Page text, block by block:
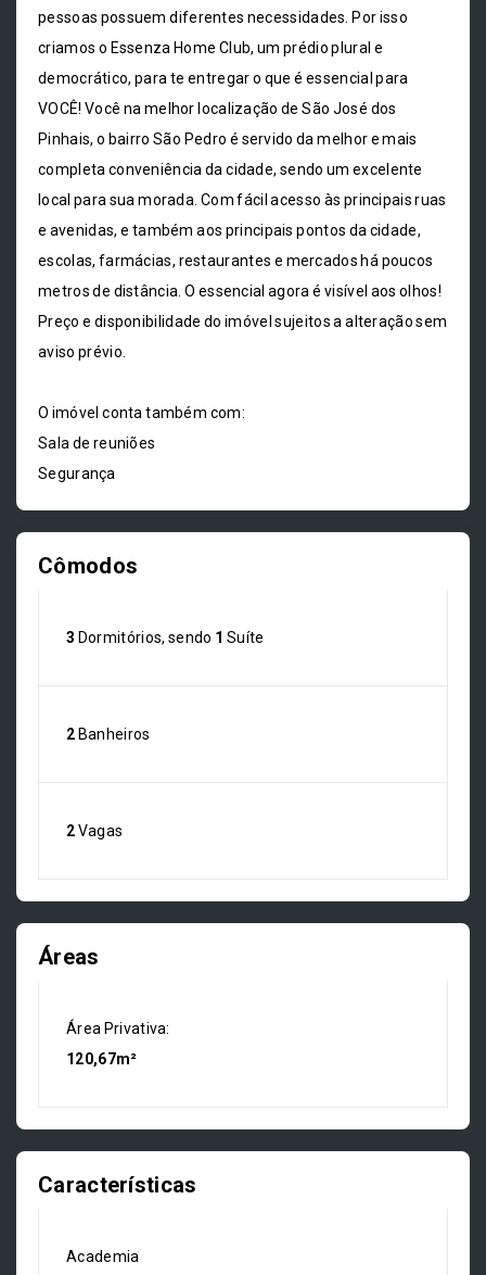
pessoas possuem diferentes necessidades. Por isso
criamos o Essenza Home Club, um prédio plural e
democrático, para te entregar o que é essencial para
VOCÊ! Você na melhor localização de São José dos
Pinhais, o bairro São Pedro é servido da melhor e mais
completa conveniência da cidade, sendo um excelente
local para sua morada. Com fácil acesso às principais ruas
e avenidas, e também aos principais pontos da cidade,
escolas, farmácias, restaurantes e mercados há poucos
metros de distância. O essencial agora é visível aos olhos!
Preço e disponibilidade do imóvel sujeitos a alteração sem
aviso prévio.
O imóvel conta também com:
Sala de reuniões
Segurança
Cômodos
3 Dormitórios, sendo 1 Suíte
2 Banheiros
2Vagas
Áreas
Área Privativa:
120,67m²
Características
Academia